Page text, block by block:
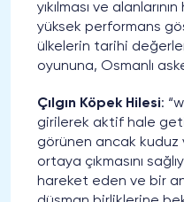
yıkılması ve
yüksek performans
ülkelerin tarihi
oyununa, Osmanlı
Çılgın Köpek Hilesi:
girilerek aktif hale
görünen ancak
ortaya çıkmasını
hareket eden ve bir